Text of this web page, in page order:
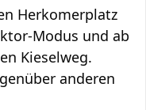
Herkomerplatz
Modus und ab
Kieselweg.
anderen